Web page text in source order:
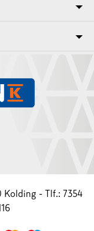
Kolding - Tlf.: 7354